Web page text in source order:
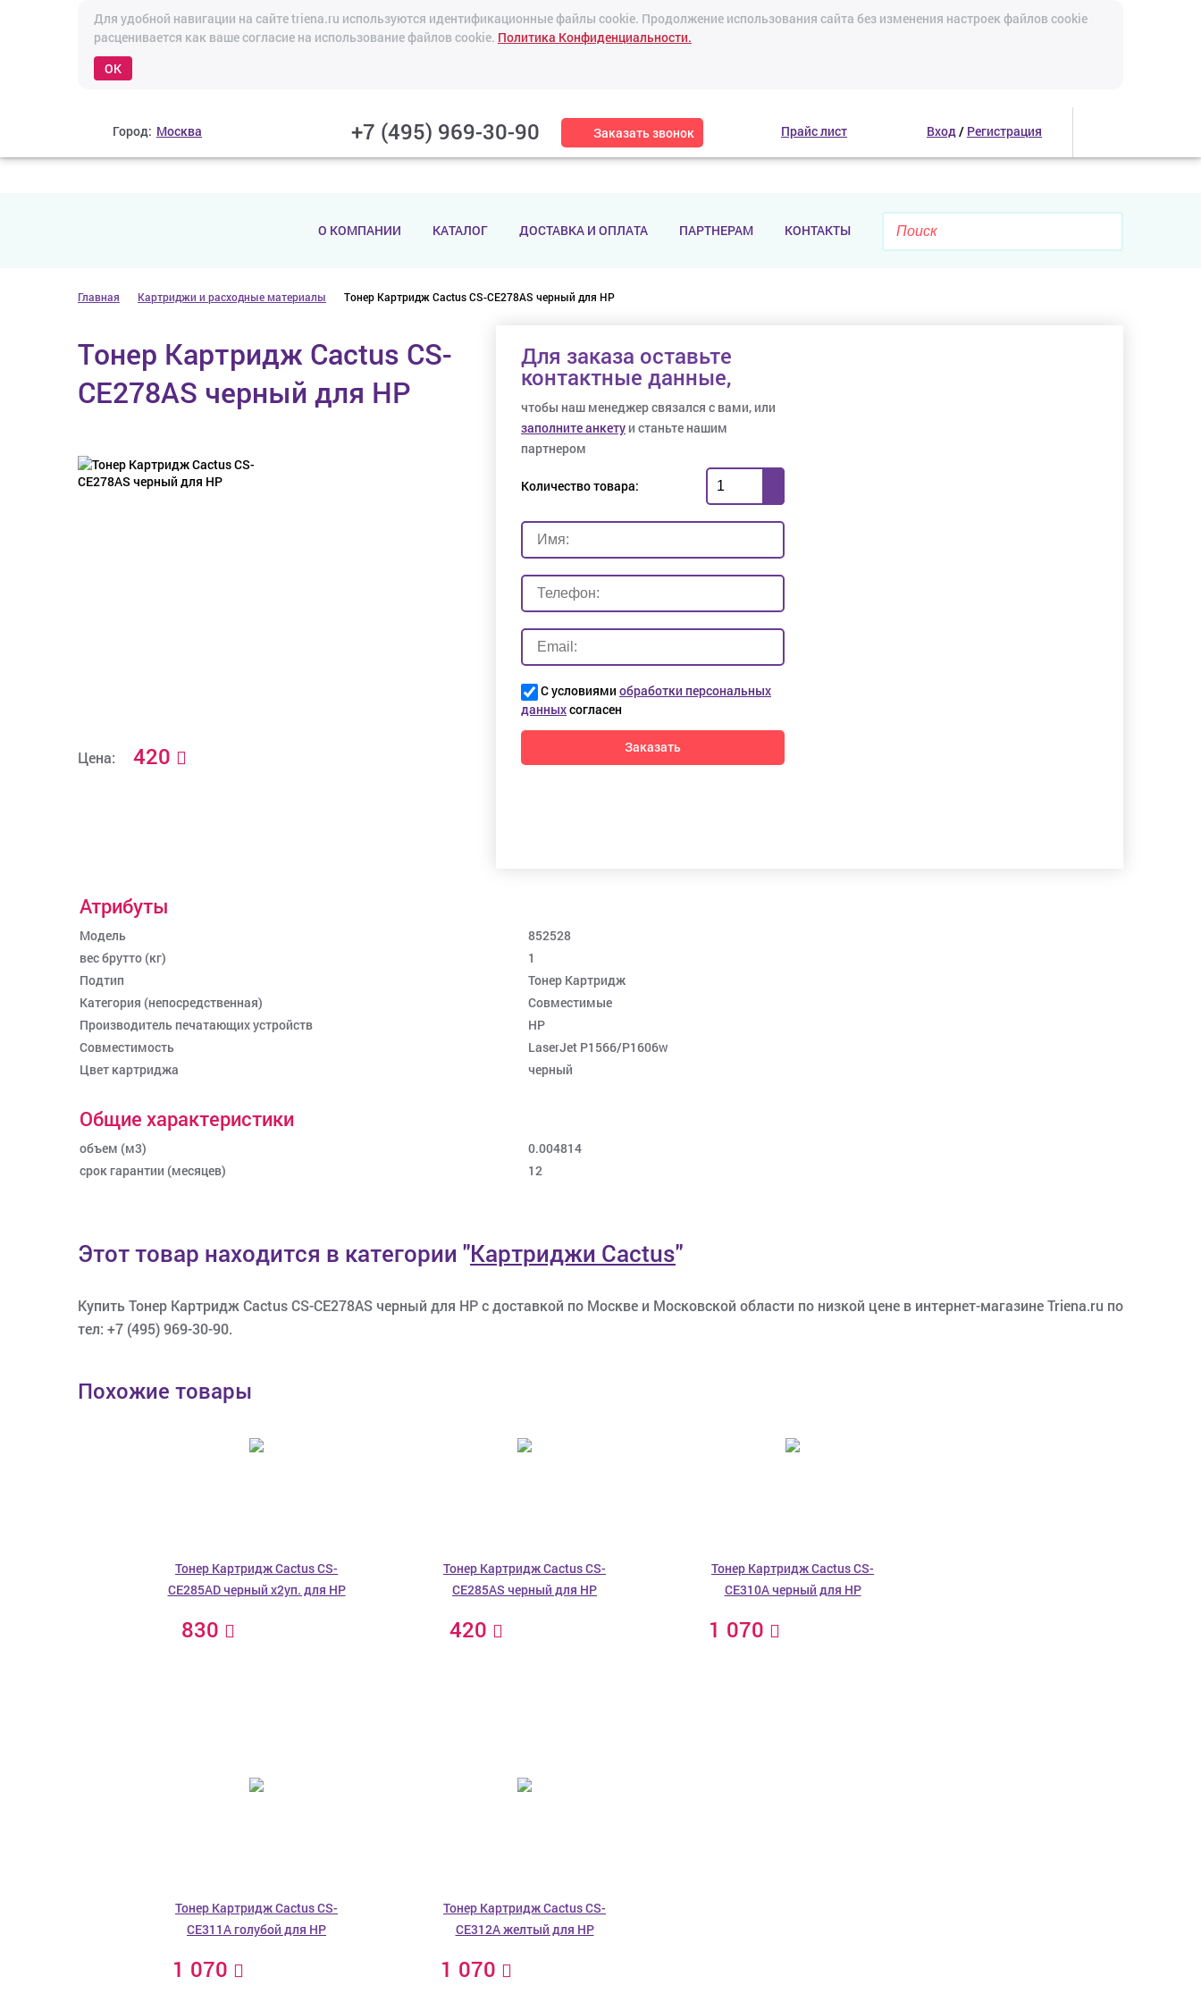
Для удобной навигации на сайте triena.ru используются идентификационные файлы cookie. Продолжение использования сайта без изменения настроек файлов cookie
расценивается как ваше согласие на использование файлов cookie. Политика Конфиденциальности.
OK
Город: Москва +7 (495) 969-30-90 Заказать звонок Прайс лист Вход/ Регистрация
О КОМПАНИИ КАТАЛОГ ДОСТАВКА И ОПЛАТА ПАРТНЕРАМ КОНТАКТЫ
Главная Картриджи и расходные материалы Тонер Картридж Cactus CS-CE278AS черный для HP
Тонер Картридж Cactus CS-
CE278AS черный для HP
Цена: 420
Для заказа оставьте
контактные данные,
чтобы наш менеджер связался с вами, или
заполните анкету и станьте нашим
партнером
Количество товара:
С условиями обработки персональных
данныхсогласен
Заказать
Атрибуты
Модель
852528
вес брутто (кг)
1
Подтип
Тонер Картридж
Категория (непосредственная)
Совместимые
Производитель печатающих устройств
HP
Совместимость
LaserJet P1566/P1606w
Цвет картриджа
черный
Общие характеристики
объем (м3)
0.004814
срок гарантии (месяцев)
12
Этот товар находится в категории "Картриджи Cactus"
Купить Тонер Картридж Cactus CS-CE278AS черный для HP с доставкой по Москве и Московской области по низкой цене в интернет-магазине Triena.ru по
тел: +7 (495) 969-30-90.
Похожие товары
Тонер Картридж Cactus CS-
CE285AD черный x2уп. для HP
830
Тонер Картридж Cactus CS-
CE285AS черный для HP
420
Тонер Картридж Cactus CS-
CE310A черный для HP
1 070
Тонер Картридж Cactus CS-
CE311A голубой для HP
1 070
Тонер Картридж Cactus CS-
CE312A желтый для HP
1 070